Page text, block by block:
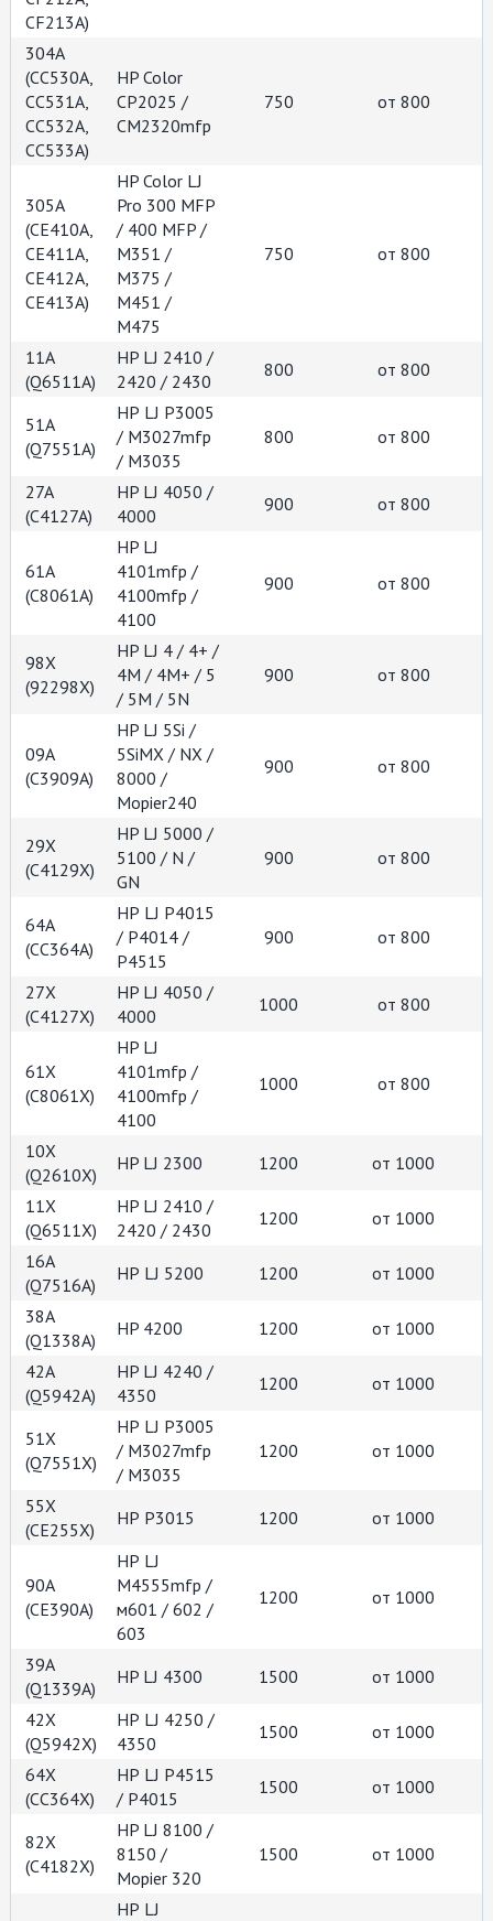
CF213A)
304A
(CC530A,
CC531A,
CC532A,
CC533A)
HP Color
СР2025 /
СМ2320mfp
750 от 800
305A
(СЕ410А,
CE411A,
CE412A,
CE413A)
HP Color LJ
Pro 300 MFP
/ 400 MFP /
M351 /
M375 /
M451 /
M475
750 от 800
11A
(Q6511A)
HP LJ 2410 /
2420 / 2430
800 от 800
51A
(Q7551A)
НР LJ P3005
/ M3027mfp
/ M3035
800 от 800
27A
(C4127A)
HP LJ 4050 /
4000
900 от 800
61A
(C8061A)
HP LJ
4101mfp /
4100mfp /
4100
900 от 800
98X
(92298X)
HP LJ 4 / 4+ /
4M / 4M+ / 5
/ 5M / 5N
900 от 800
09A
(C3909A)
HP LJ 5Si /
5SiMX / NX /
8000 /
Mopier240
900 от 800
29X
(C4129X)
HP LJ 5000 /
5100 / N /
GN
900 от 800
64A
(СС364А)
НР LJ P4015
/ P4014 /
P4515
900 от 800
27X
(C4127X)
HP LJ 4050 /
4000
1000 от 800
61X
(C8061X)
HP LJ
4101mfp /
4100mfp /
4100
1000 от 800
10X
(Q2610X)
HP LJ 2300 1200
от 1000
11X
(Q6511X)
HP LJ 2410 /
2420 / 2430
1200
от 1000
16A
(Q7516A)
НР LJ 5200 1200
от 1000
38A
(Q1338A)
HP 4200 1200
от 1000
42A
(Q5942А)
HP LJ 4240 /
4350
1200 от 1000
51X
(Q7551X)
НР LJ P3005
/ M3027mfp
/ M3035
1200 от 1000
55X
(СЕ255X)
НР Р3015 1200 от 1000
90A
(CE390A)
НР LJ
M4555mfp /
м601 / 602 /
603
1200 от 1000
39A
(Q1339A)
HP LJ 4300 1500
от 1000
42Х
(Q5942X)
НР LJ 4250 /
4350
1500
от 1000
64X
(СС364X)
НР LJ P4515
/ P4015
1500 от 1000
82X
(C4182X)
HP LJ 8100 /
8150 /
Mopier 320
1500 от 1000
НР LJ